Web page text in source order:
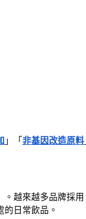
」「 非基因改造原料
。越來越多品牌採用
日常飲品。